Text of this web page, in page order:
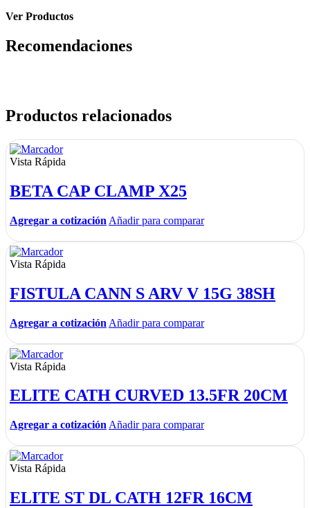
Ver Productos
Recomendaciones
Productos relacionados
Vista Rápida
BETA CAP CLAMP X25
Agregar a cotización Añadir para comparar
Vista Rápida
FISTULA CANN S ARV V 15G 38SH
Agregar a cotización Añadir para comparar
Vista Rápida
ELITE CATH CURVED 13.5FR 20CM
Agregar a cotización Añadir para comparar
Vista Rápida
ELITE ST DL CATH 12FR 16CM